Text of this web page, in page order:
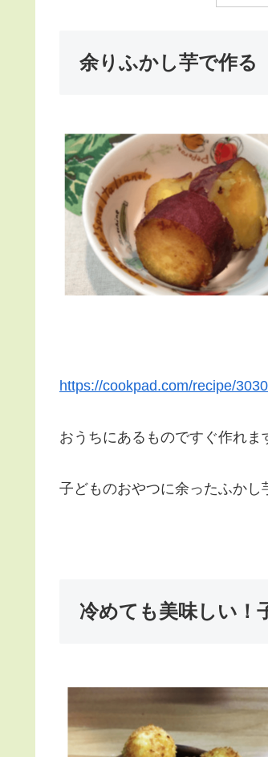
余りふかし芋で作る
https://cookpad.com/recipe/
おうちにあるものですぐ作れま
子どものおやつに余ったふかし
冷めても美味しい！